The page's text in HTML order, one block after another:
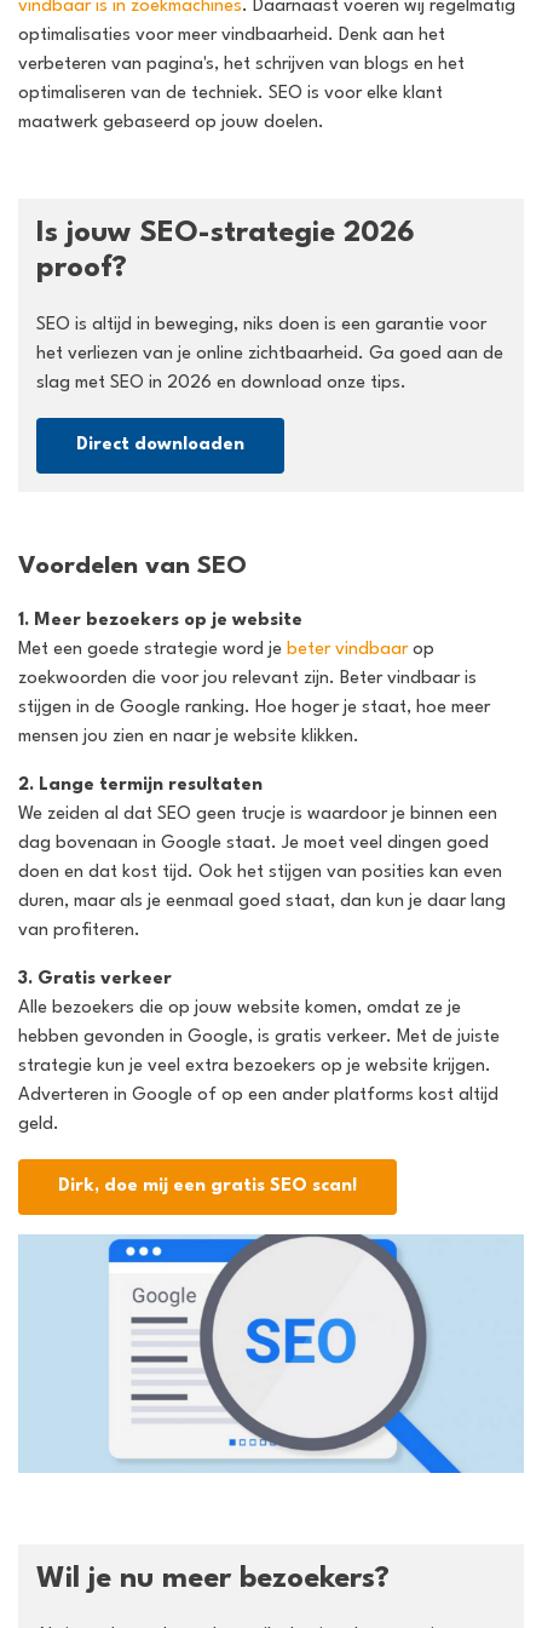
vindbaar is in zoekmachines. Daarnaast voeren wij regelmatig
optimalisaties voor meer vindbaarheid. Denk aan het
verbeteren van pagina's, het schrijven van blogs en het
optimaliseren van de techniek. SEO is voor elke klant
maatwerk gebaseerd op jouw doelen.
Is jouw SEO-strategie 2026
proof?
SEO is altijd in beweging, niks doen is een garantie voor
het verliezen van je online zichtbaarheid. Ga goed aan de
slag met SEO in 2026 en download onze tips.
Direct downloaden
Voordelen van SEO
1. Meer bezoekers op je website
Met een goede strategie word je beter vindbaarop
zoekwoorden die voor jou relevant zijn. Beter vindbaar is
stijgen in de Google ranking. Hoe hoger je staat, hoe meer
mensen jou zien en naar je website klikken.
2. Lange termijn resultaten
We zeiden al dat SEO geen trucje is waardoor je binnen een
dag bovenaan in Google staat. Je moet veel dingen goed
doen en dat kost tijd. Ook het stijgen van posities kan even
duren, maar als je eenmaal goed staat, dan kun je daar lang
van profiteren.
3. Gratis verkeer
Alle bezoekers die op jouw website komen, omdat ze je
hebben gevonden in Google, is gratis verkeer. Met de juiste
strategie kun je veel extra bezoekers op je website krijgen.
Adverteren in Google of op een ander platforms kost altijd
geld.
Dirk, doe mij een gratis SEO scan!
Wil je nu meer bezoekers?